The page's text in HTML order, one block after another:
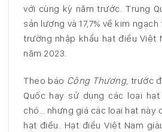
với cùng kỳ năm trước. Trung
sản lượng và 17,7% về kim
trường nhập khẩu hạt điều Việt
năm 2023.
Theo báo Công Thương, trước
Quốc hay sử dụng các loại
chó… nhưng giá các loại hạt này
hạt điều. Hạt điều Việt Nam